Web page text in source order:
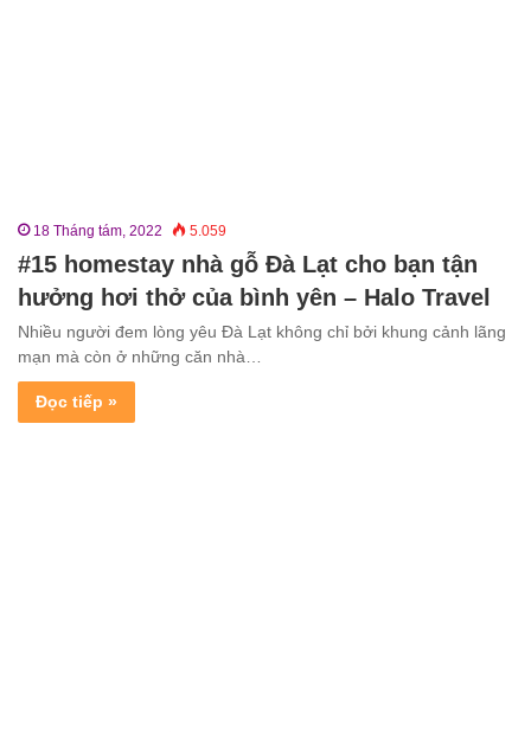
18 Tháng tám, 2022 5.059
#15 homestay nhà gỗ Đà Lạt cho bạn tận
hưởng hơi thở của bình yên – Halo Travel
Nhiều người đem lòng yêu Đà Lạt không chỉ bởi khung cảnh lãng
mạn mà còn ở những căn nhà…
Đọc tiếp »